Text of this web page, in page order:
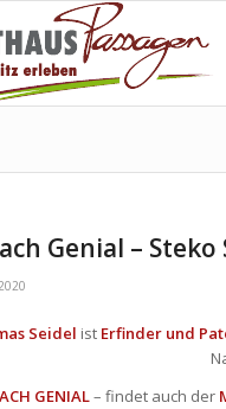
Genial –
Seidel ist Erfinder und
GENIAL– findet auch der